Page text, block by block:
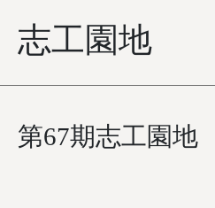
志工園地
第67期志工園地